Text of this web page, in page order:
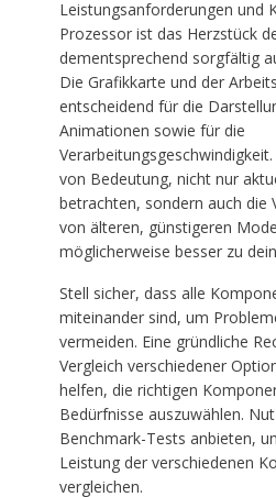
Leistungsanforderungen und
Prozessor ist das Herzstück
dementsprechend sorgfältig
Die Grafikkarte und der
entscheidend für die
Animationen sowie für die
von Bedeutung, nicht nur
betrachten, sondern auch die
von älteren, günstigeren
möglicherweise besser zu
Stell sicher, dass alle
miteinander sind, um
vermeiden. Eine gründliche
Vergleich verschiedener
helfen, die richtigen
Bedürfnisse auszuwählen.
Benchmark-Tests anbieten,
Leistung der verschiedenen
vergleichen.